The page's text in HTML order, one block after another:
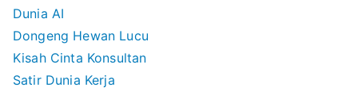
Dunia AI
Dongeng Hewan Lucu
Kisah Cinta Konsultan
Satir Dunia Kerja